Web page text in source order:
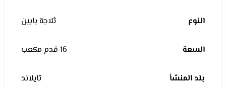
النوع ثلاجة بابين
السعة 16 قدم مكعب
بلد المنشأ تايلاند